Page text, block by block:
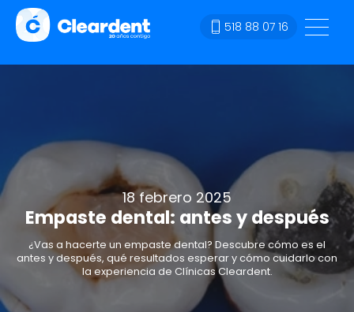
518 88 07 16
18 febrero 2025
Empaste dental: antes y después
¿Vas a hacerte un empaste dental? Descubre cómo es el
antes y después, qué resultados esperar y cómo cuidarlo con
la experiencia de Clínicas Cleardent.